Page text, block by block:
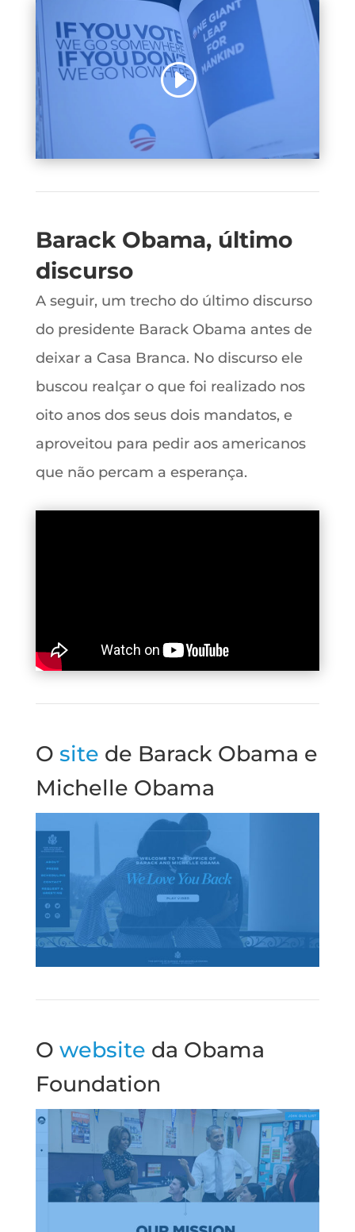
Barack Obama, último
discurso
A seguir, um trecho do último discurso
do presidente Barack Obama antes de
deixar a Casa Branca. No discurso ele
buscou realçar o que foi realizado nos
oito anos dos seus dois mandatos, e
aproveitou para pedir aos americanos
que não percam a esperança.
O site de Barack Obama e
Michelle Obama
O website da Obama
Foundation